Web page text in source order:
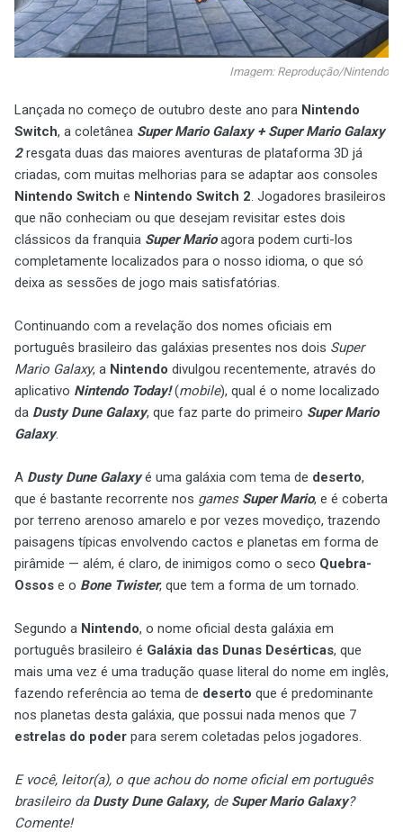
Imagem: Reprodução/Nintendo
Lançada no começo de outubro deste ano para Nintendo
Switch, a coletânea Super Mario Galaxy + Super Mario Galaxy
2resgata duas das maiores aventuras de plataforma 3D já
criadas, com muitas melhorias para se adaptar aos consoles
Nintendo Switch e Nintendo Switch 2. Jogadores brasileiros
que não conheciam ou que desejam revisitar estes dois
clássicos da franquia Super Marioagora podem curti-los
completamente localizados para o nosso idioma, o que só
deixa as sessões de jogo mais satisfatórias.
Continuando com a revelação dos nomes oficiais em
português brasileiro das galáxias presentes nos dois Super
Mario Galaxy, a Nintendo divulgou recentemente, através do
aplicativo Nintendo Today!(mobile), qual é o nome localizado
da Dusty Dune Galaxy, que faz parte do primeiro Super Mario
Galaxy.
A Dusty Dune Galaxyé uma galáxia com tema de deserto,
que é bastante recorrente nos games Super Mario, e é coberta
por terreno arenoso amarelo e por vezes movediço, trazendo
paisagens típicas envolvendo cactos e planetas em forma de
pirâmide — além, é claro, de inimigos como o seco Quebra-
Ossos e o Bone Twister, que tem a forma de um tornado.
Segundo a Nintendo, o nome oficial desta galáxia em
português brasileiro é Galáxia das Dunas Desérticas, que
mais uma vez é uma tradução quase literal do nome em inglês,
fazendo referência ao tema de deserto que é predominante
nos planetas desta galáxia, que possui nada menos que 7
estrelas do poder para serem coletadas pelos jogadores.
E você, leitor(a), o que achou do nome oficial em português
brasileiro da Dusty Dune Galaxy, deSuper Mario Galaxy?
Comente!